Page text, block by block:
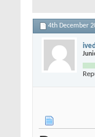
4th December